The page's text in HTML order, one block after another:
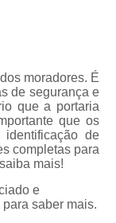
Empresa de
Empresa de
Empresa
Empresa
Terceirizada
Empresa
moradores. É
de segurança e
que a portaria
que os
de
completas para
mais!
e
saber mais.